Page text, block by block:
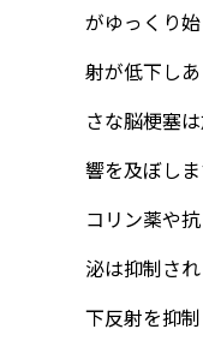
がゆっくり
射が低下し
さな脳梗塞
響を及ぼし
コリン薬や
泌は抑制さ
下反射を抑制